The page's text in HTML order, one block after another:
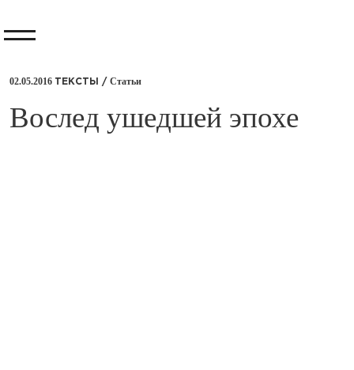
02.05.2016 ТЕКСТЫ / Статьи
​Вослед ушедшей эпохе